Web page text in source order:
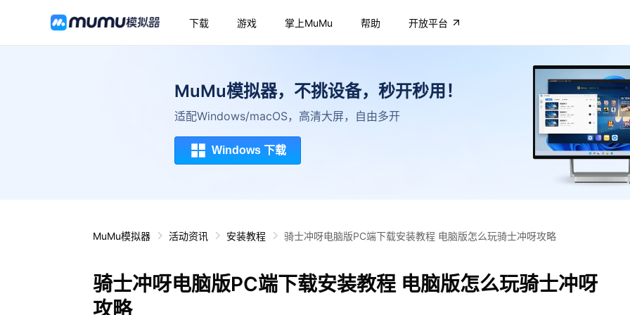
下载 游戏 掌上MuMu 帮助 开放平台
MuMu模拟器，不挑设备，秒开秒用！
适配Windows/macOS，高清大屏，自由多开
Windows 下载
MuMu模拟器 活动资讯 安装教程 骑士冲呀电脑版PC端下载安装教程 电脑版怎么玩骑士冲呀攻略
骑士冲呀电脑版PC端下载安装教程 电脑版怎么玩骑士冲呀
攻略